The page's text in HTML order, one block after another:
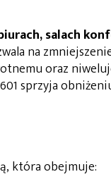
salach
na
oraz
sprzyja
która obejmuje: